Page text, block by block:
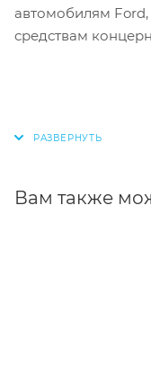
автомобилям Ford,
средствам
Вам также